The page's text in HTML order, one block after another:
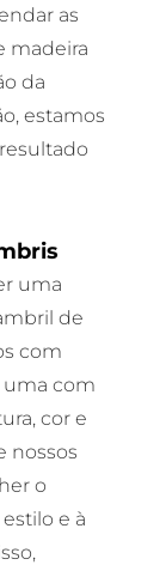
as
madeira
da
estamos
uma
de
com
uma com
cor e
nossos
o
e à